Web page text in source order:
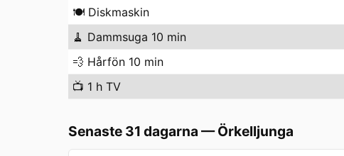
🍽️ Diskmaskin
🧹 Dammsuga 10 min
💨 Hårfön 10 min
📺 1 h TV
Senaste 31 dagarna —Örkelljunga